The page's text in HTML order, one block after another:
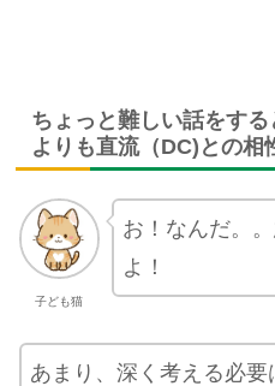
ちょっと難しい話をす
よりも直流（DC)との相
子ども猫
お！なんだ。
よ！
あまり、深く考える必要